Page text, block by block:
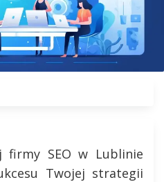
firmy SEO w Lublinie
Twojej strategii